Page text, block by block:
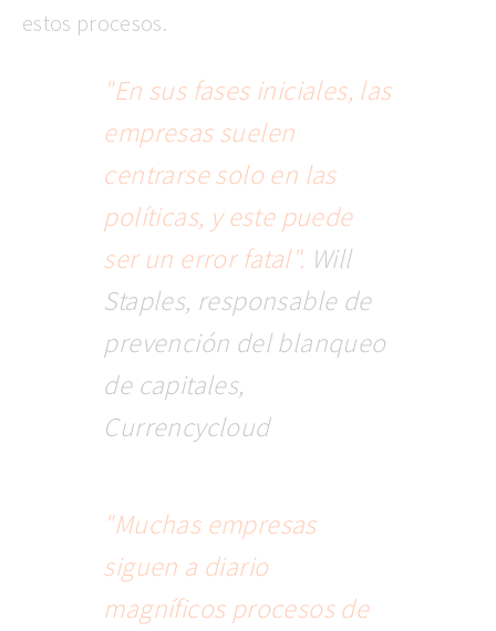
estos procesos.
"En sus fases iniciales, las
empresas suelen
centrarse solo en las
políticas, y este puede
ser un error fatal". Will
Staples, responsable de
prevención del blanqueo
de capitales,
Currencycloud
"Muchas empresas
siguen a diario
magníficos procesos de